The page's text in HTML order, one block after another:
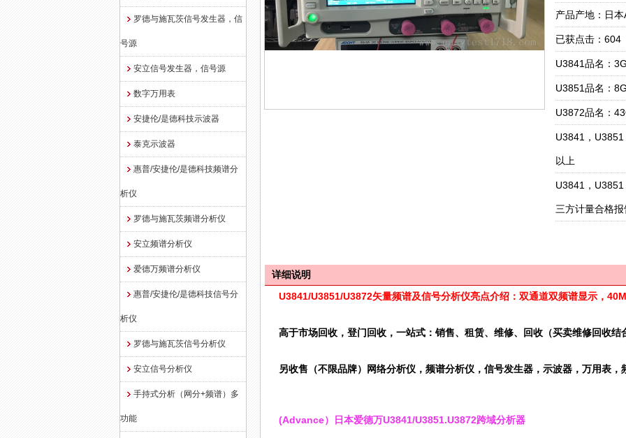
罗德与施瓦茨信号发生器，信
号源
安立信号发生器，信号源
数字万用表
安捷伦/是德科技示波器
泰克示波器
惠普/安捷伦/是德科技频谱分
析仪
罗德与施瓦茨频谱分析仪
安立频谱分析仪
爱德万频谱分析仪
惠普/安捷伦/是德科技信号分
析仪
罗德与施瓦茨信号分析仪
安立信号分析仪
手持式分析（网分+频谱）多
功能
产品产地：日
已获点击：604
U3841品名：
U3851品名：
U3872品名：
U3841，
以上
U3841，
三方计量合格报
详细说明
U3841/U3851/U3872矢量频谱及信号分析仪亮点介绍：双通道双频谱显示，
高于市场回收，登门回收， 一站式：销售、租赁、维修、回收（买卖维修回收结
另收售 （不限品牌） 网络分析仪，频谱分析仪，信号发生器，示波器，万用表，
(Advance）日本爱德万U3841/U3851.U3872跨域分析器